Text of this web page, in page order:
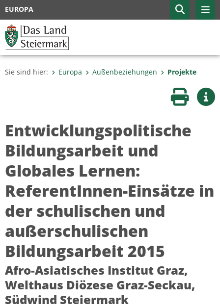
EUROPA
Sie sind hier: Europa Außenbeziehungen Projekte
Seite
Entwicklungspolitische
Bildungsarbeit und
Globales Lernen:
ReferentInnen-Einsätze in
der schulischen und
außerschulischen
Bildungsarbeit 2015
Afro-Asiatisches Institut Graz,
Welthaus Diözese Graz-Seckau,
Südwind Steiermark